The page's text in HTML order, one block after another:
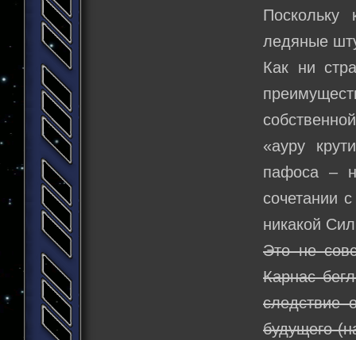
Поскольку
ледяные
Как ни
«ауру
пафоса –
сочетании
никакой
Это не
Карнас
следствие
будущего